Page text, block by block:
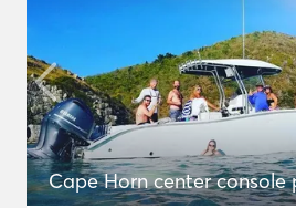
Cape Horn center